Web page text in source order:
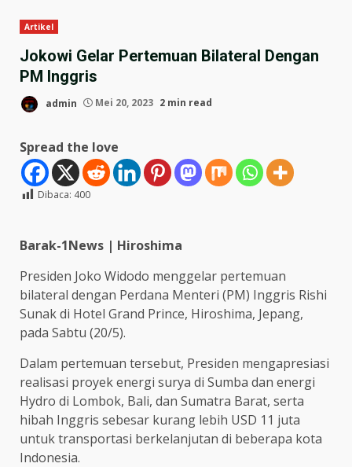
Artikel
Jokowi Gelar Pertemuan Bilateral Dengan
PM Inggris
admin Mei 20, 2023 2 min read
Spread the love
Dibaca: 400
Barak-1News | Hiroshima
Presiden Joko Widodo menggelar pertemuan
bilateral dengan Perdana Menteri (PM) Inggris Rishi
Sunak di Hotel Grand Prince, Hiroshima, Jepang,
pada Sabtu (20/5).
Dalam pertemuan tersebut, Presiden mengapresiasi
realisasi proyek energi surya di Sumba dan energi
Hydro di Lombok, Bali, dan Sumatra Barat, serta
hibah Inggris sebesar kurang lebih USD 11 juta
untuk transportasi berkelanjutan di beberapa kota
Indonesia.